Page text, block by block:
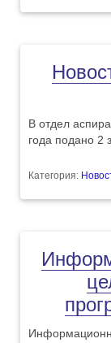
В отдел
года подано 2
Категория: